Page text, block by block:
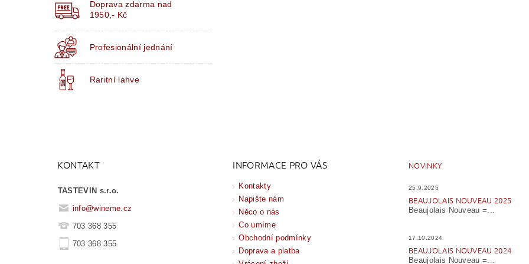
Doprava zdarma nad
1950,- Kč
Profesionální jednání
Raritní lahve
KONTAKT
TASTEVIN s.r.o.
info@wineme.cz
703 368 355
703 368 355
INFORMACE PRO VÁS
Kontakty
Napište nám
Něco o nás
Co umíme
Obchodní podmínky
Doprava a platba
NOVINKY
25.9.2025
BEAUJOLAIS NOUVEAU 2025
Beaujolais Nouveau =...
17.10.2024
BEAUJOLAIS NOUVEAU 2024
Beaujolais Nouveau =...